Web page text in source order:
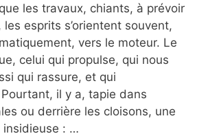
les travaux, chiants, à prévoir
esprits s’orientent souvent,
vers le moteur. Le
celui qui propulse, qui nous
qui rassure, et qui
il y a, tapie dans
ou derrière les cloisons, une
insidieuse : …